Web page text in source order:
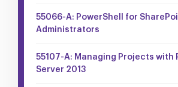
55066-A: PowerShell for
Administrators
55107-A: Managing Projects with
Server 2013